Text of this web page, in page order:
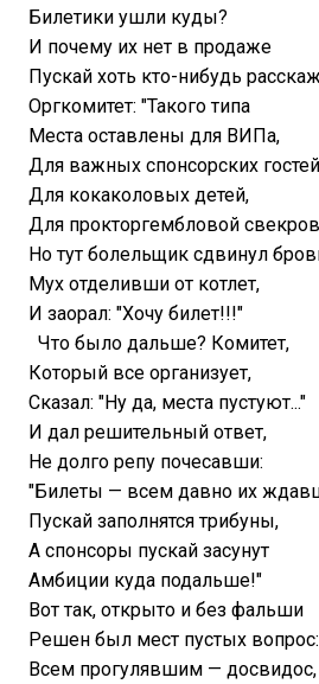
Билетики ушли куды?
И почему их нет в продаже
Пускай хоть кто-нибудь
Оргкомитет: "Такого типа
Места оставлены для ВИПа,
Для важных спонсорских
Для кокаколовых детей,
Для прокторгембловой
Но тут болельщик сдвинул
Мух отделивши от котлет,
И заорал: "Хочу билет!!!"
Что было дальше? Комитет,
Который все организует,
Сказал: "Ну да, места пустуют..."
И дал решительный ответ,
Не долго репу почесавши:
"Билеты — всем давно их
Пускай заполнятся трибуны,
А спонсоры пускай засунут
Амбиции куда подальше!"
Вот так, открыто и без фальши
Решен был мест пустых вопрос:
Всем прогулявшим — досвидос,